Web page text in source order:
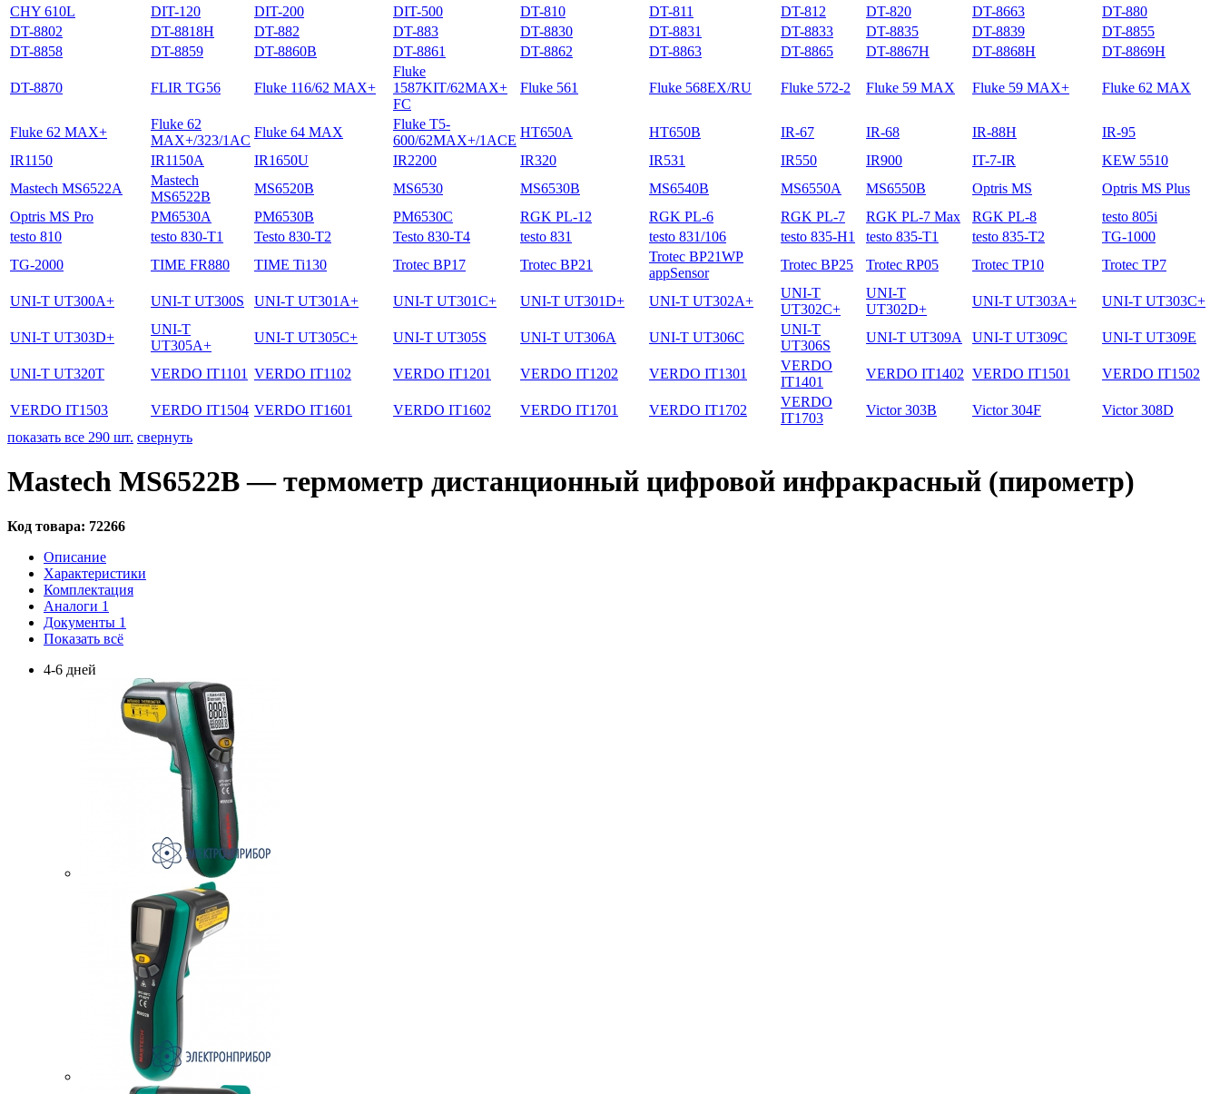
CHY 610L
DIT-120 DIT-200 DIT-500 DT-810 DT-811 DT-812 DT-820 DT-8663
DT-880
DT-8802
DT-8818H DT-882 DT-883 DT-8830 DT-8831 DT-8833 DT-8835 DT-8839
DT-8855
DT-8858
DT-8859 DT-8860B DT-8861 DT-8862 DT-8863 DT-8865 DT-8867H DT-8868H DT-8869H
DT-8870 FLIR TG56 Fluke 116/62 MAX+
Fluke
1587KIT/62MAX+
FC
Fluke 561 Fluke 568EX/RU Fluke 572-2 Fluke 59 MAX Fluke 59 MAX+ Fluke 62 MAX
Fluke 62 MAX+
Fluke 62
MAX+/323/1AC
Fluke 64 MAX
Fluke T5-
600/62MAX+/1ACE
HT650A HT650B IR-67 IR-68 IR-88H
IR-95
IR1150
IR1150A IR1650U IR2200 IR320 IR531 IR550 IR900 IT-7-IR
KEW 5510
Mastech MS6522A
Mastech
MS6522B
MS6520B MS6530 MS6530B MS6540B MS6550A MS6550B Optris MS
Optris MS Plus
Optris MS Pro
PM6530A PM6530B PM6530C RGK PL-12 RGK PL-6 RGK PL-7 RGK PL-7 Max RGK PL-8
testo 805i
testo 810
testo 830-T1 Testo 830-T2 Testo 830-T4 testo 831 testo 831/106 testo 835-H1 testo 835-T1 testo 835-T2
TG-1000
TG-2000
TIME FR880 TIME Ti130 Trotec BP17 Trotec BP21
Trotec BP21WP
appSensor
Trotec BP25 Trotec RP05 Trotec TP10 Trotec TP7
UNI-T UT300A+ UNI-T UT300S UNI-T UT301A+ UNI-T UT301C+ UNI-T UT301D+ UNI-T UT302A+
UNI-T
UT302C+
UNI-T
UT302D+
UNI-T UT303A+ UNI-T UT303C+
UNI-T UT303D+
UNI-T
UT305A+
UNI-T UT305C+ UNI-T UT305S UNI-T UT306A UNI-T UT306C
UNI-T
UT306S
UNI-T UT309A UNI-T UT309C UNI-T UT309E
UNI-T UT320T VERDO IT1101 VERDO IT1102 VERDO IT1201 VERDO IT1202 VERDO IT1301
VERDO
IT1401
VERDO IT1402 VERDO IT1501 VERDO IT1502
VERDO IT1503 VERDO IT1504 VERDO IT1601 VERDO IT1602 VERDO IT1701 VERDO IT1702
VERDO
IT1703
Victor 303B Victor 304F
Victor 308D
показать все 290 шт. свернуть
Mastech MS6522B — термометр дистанционный цифровой инфракрасный (пирометр)
Код товара: 72266
Описание
Характеристики
Комплектация
Аналоги 1
Документы 1
Показать всё
4-6 дней